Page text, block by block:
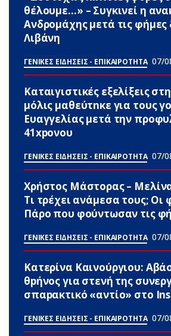
θέλουμε…» – Συγκινεί η
Ανδρομάχης μετά τις φήμες
Λιβάνη
ΓΕΝΙΚΕΣ ΕΙΔΗΣΕΙΣ - ΕΠΙΚΑΙΡΟΤΗΤΑ 07/
Καταιγιστικές εξελίξεις
μόλις μαθεύτnκε για τους
Ευαγγελίας μετά την
41xpονου
ΓΕΝΙΚΕΣ ΕΙΔΗΣΕΙΣ - ΕΠΙΚΑΙΡΟΤΗΤΑ 07/
Χρήστος Μάστορας –
Τι τρέχει ανάμεσα τους;
Πάρο που φούντωσαν τις
ΓΕΝΙΚΕΣ ΕΙΔΗΣΕΙΣ - ΕΠΙΚΑΙΡΟΤΗΤΑ 07/
Κατερίνα Καινούργιου:
θpήνος για στενή της
σπαpακτικό «αντίο» στο
ΓΕΝΙΚΕΣ ΕΙΔΗΣΕΙΣ - ΕΠΙΚΑΙΡΟΤΗΤΑ 07/